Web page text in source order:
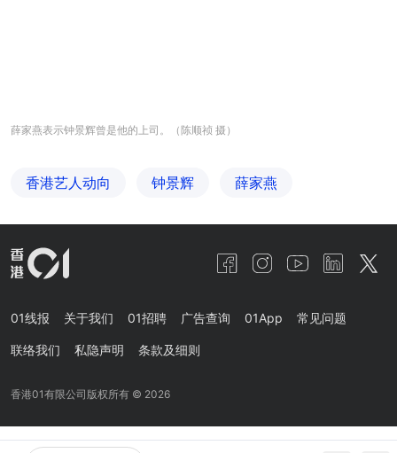
薛家燕表示钟景辉曾是他的上司。（陈顺祯 摄）
香港艺人动向 钟景辉 薛家燕
01线报 关于我们 01招聘 广告查询 01App 常见问题
联络我们 私隐声明 条款及细则
香港01有限公司版权所有 © 2026